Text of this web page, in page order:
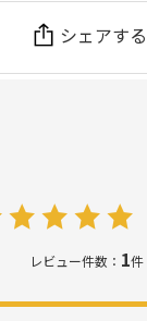
シェアする
レビュー件数： 1件